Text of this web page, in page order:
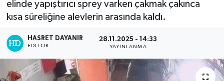
elinde yapıştırıcı sprey varken çakmak çakınca
kısa süreliğine alevlerin arasında kaldı.
HASRET DAYANIR
EDITÖR
28.11.2025 - 14:33
YAYINLANMA
KARLIOVA
Haber Arşivi